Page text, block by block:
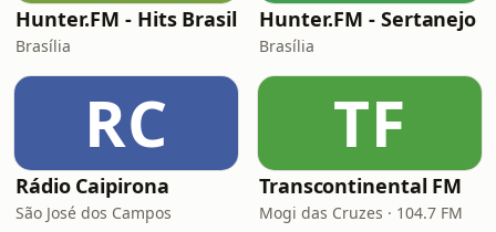
Hunter.FM - Hits Brasil
Brasília
Hunter.FM - Sertanejo
Brasília
RC
Rádio Caipirona
São José dos Campos
TF
Transcontinental FM
Mogi das Cruzes · 104.7 FM